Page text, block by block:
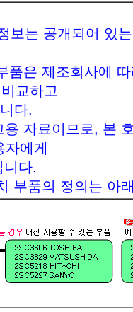
보는 공개되어 있
품은 제조회사에
교하고
다.
자료이므로, 본
에게
다.
부품의 정의는 아